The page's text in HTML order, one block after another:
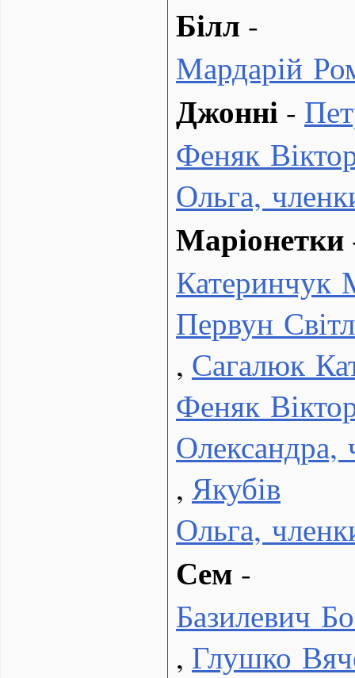
Білл -
Мардарій
Джонні -
Феняк
Ольга,
Маріонетки
Катеринчук
Первун
, Сагалюк
Феняк
, Якубів
Ольга,
Сем -
Базилевич
, Глушко